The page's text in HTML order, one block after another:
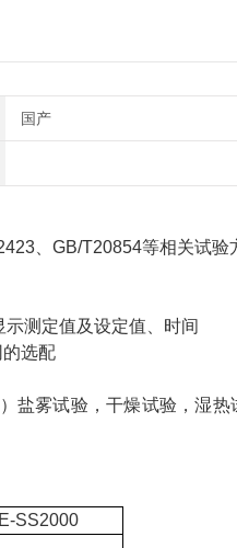
国产
、GB/T20854等相关试验
测定值及设定值、时间
选配
盐雾试验，干燥试验，湿热
SS2000